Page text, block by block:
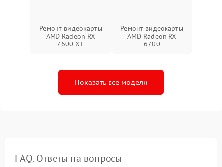
Ремонт видеокарты
AMD Radeon RX
7600 XT
Ремонт видеокарты
AMD Radeon RX
6700
Показать все модели
FAQ. Ответы на вопросы